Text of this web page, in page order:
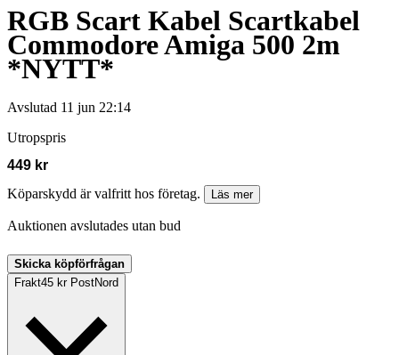
RGB Scart Kabel Scartkabel
Commodore Amiga 500 2m
*NYTT*
Avslutad 11 jun 22:14
Utropspris
449 kr
Köparskydd är valfritt hos företag.
Läs mer
Auktionen avslutades utan bud
Skicka köpförfrågan
Frakt45 kr PostNord